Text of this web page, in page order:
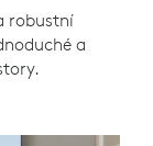
robustní
a